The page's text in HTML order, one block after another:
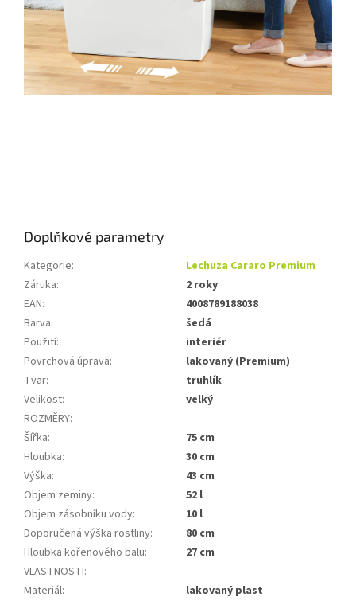
Doplňkové parametry
Kategorie:
Lechuza Cararo Premium
Záruka:
2 roky
EAN:
4008789188038
Barva:
šedá
Použití:
interiér
Povrchová úprava:
lakovaný (Premium)
Tvar:
truhlík
Velikost:
velký
ROZMĚRY:
Šířka:
75 cm
Hloubka:
30 cm
Výška:
43 cm
Objem zeminy:
52 l
Objem zásobníku vody:
10 l
Doporučená výška rostliny:
80 cm
Hloubka kořenového balu:
27 cm
VLASTNOSTI:
Materiál:
lakovaný plast